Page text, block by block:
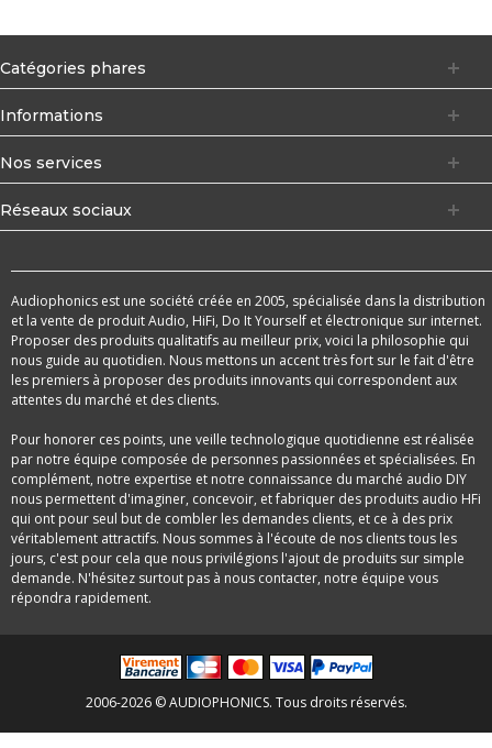
Catégories phares
Informations
Nos services
Réseaux sociaux
Audiophonics est une société créée en 2005, spécialisée dans la distribution
et la vente de produit Audio, HiFi, Do It Yourself et électronique sur internet.
Proposer des produits qualitatifs au meilleur prix, voici la philosophie qui
nous guide au quotidien. Nous mettons un accent très fort sur le fait d'être
les premiers à proposer des produits innovants qui correspondent aux
attentes du marché et des clients.
Pour honorer ces points, une veille technologique quotidienne est réalisée
par notre équipe composée de personnes passionnées et spécialisées. En
complément, notre expertise et notre connaissance du marché audio DIY
nous permettent d'imaginer, concevoir, et fabriquer des produits audio HFi
qui ont pour seul but de combler les demandes clients, et ce à des prix
véritablement attractifs. Nous sommes à l'écoute de nos clients tous les
jours, c'est pour cela que nous privilégions l'ajout de produits sur simple
demande. N'hésitez surtout pas à nous contacter, notre équipe vous
répondra rapidement.
2006-2026 © AUDIOPHONICS. Tous droits réservés.